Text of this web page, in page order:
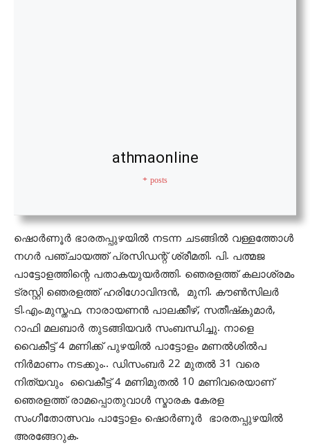
athmaonline
+ posts
ഷൊർണൂർ ഭാരതപ്പുഴയിൽ നടന്ന ചടങ്ങിൽ വള്ളത്തോൾ
നഗർ പഞ്ചായത്ത്‌ പ്രസിഡന്റ് ശ്രീമതി. പി. പത്മജ
പാട്ടോളത്തിന്റെ പതാകയുയർത്തി. ഞെരളത്ത് കലാശ്രമം
ട്രസ്റ്റി ഞെരളത്ത് ഹരിഗോവിന്ദൻ, മുനി. കൗൺസിലർ
ടി.എം.മുസ്തഫ, നാരായണൻ പാലക്കീഴ്, സതീഷ്‌കുമാർ,
റാഫി മലബാർ തുടങ്ങിയവർ സംബന്ധിച്ചു. നാളെ
വൈകീട്ട് 4 മണിക്ക് പുഴയിൽ പാട്ടോളം മണൽശിൽപ
നിർമാണം നടക്കും.. ഡിസംബർ 22 മുതൽ 31 വരെ
നിത്യവും വൈകീട്ട് 4 മണിമുതൽ 10 മണിവരെയാണ്
ഞെരളത്ത് രാമപ്പൊതുവാൾ സ്മാരക കേരള
സംഗീതോത്സവം പാട്ടോളം ഷൊർണൂർ ഭാരതപ്പുഴയിൽ
അരങ്ങേറുക.